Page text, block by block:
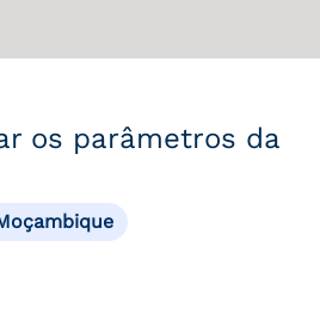
os parâmetros da